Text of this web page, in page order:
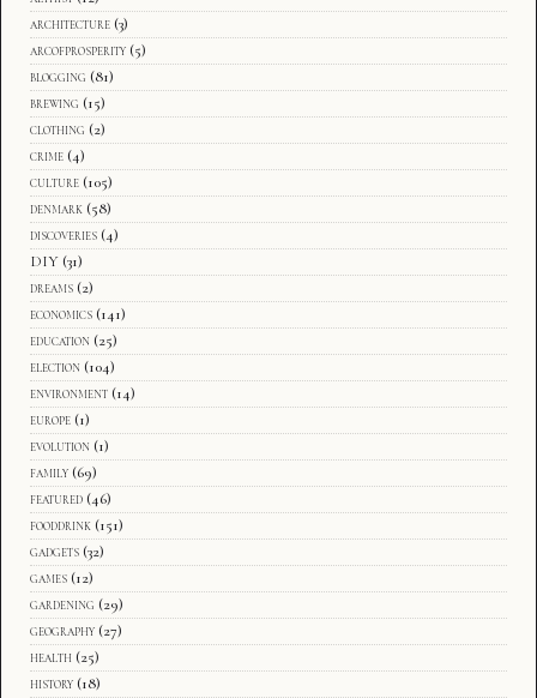
architecture (3)
arcofprosperity (5)
blogging (81)
brewing (15)
clothing (2)
crime (4)
culture (105)
denmark (58)
discoveries (4)
DIY (31)
dreams (2)
economics (141)
education (25)
election (104)
environment (14)
europe (1)
evolution (1)
family (69)
featured (46)
fooddrink (151)
gadgets (32)
games (12)
gardening (29)
geography (27)
health (25)
history (18)